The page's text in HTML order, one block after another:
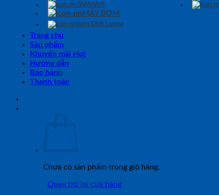
YAMAWA
MÁY BƠM
Bơm Định Lượng
Trang chủ
Sản phẩm
Khuyến mãi Hot
Hướng dẫn
Bảo hành
Thanh toán
Chưa có sản phẩm trong giỏ hàng.
Quay trở lại cửa hàng